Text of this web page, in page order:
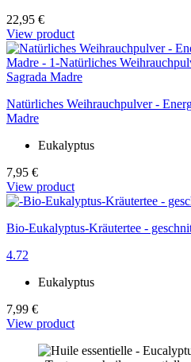
22,95 €
View product
Natürliches Weihrauchpulver -
Madre
Eukalyptus
7,95 €
View product
Bio-Eukalyptus-Kräutertee -
4.72
Eukalyptus
7,99 €
View product